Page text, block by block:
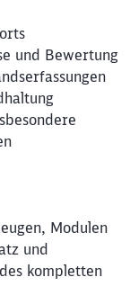
und Bewertung
Modulen
und
kompletten
Schließen